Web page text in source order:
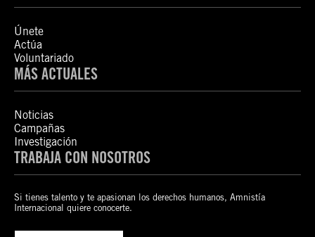
Únete
Actúa
Voluntariado
MÁS ACTUALES
Noticias
Campañas
Investigación
TRABAJA CON NOSOTROS
Si tienes talento y te apasionan los derechos humanos, Amnistía
Internacional quiere conocerte.